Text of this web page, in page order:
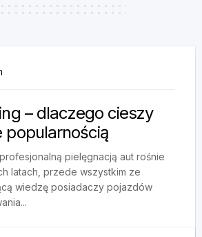
– dlaczego cieszy
popularnością
pielęgnacją aut rośnie
latach, przede wszystkim ze
wiedzę posiadaczy pojazdów